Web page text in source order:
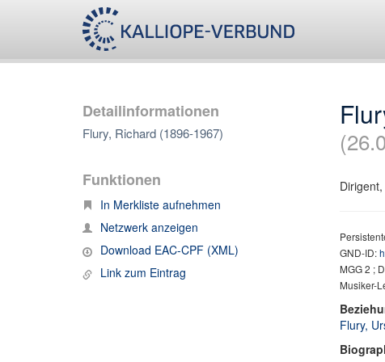
Detailinformationen
Flury, Richard (1896-1967)
Funktionen
In Merkliste aufnehmen
Netzwerk anzeigen
Download EAC-CPF (XML)
Link zum Eintrag
GND-ID:
MGG 2 ;
Musiker-
Flury,